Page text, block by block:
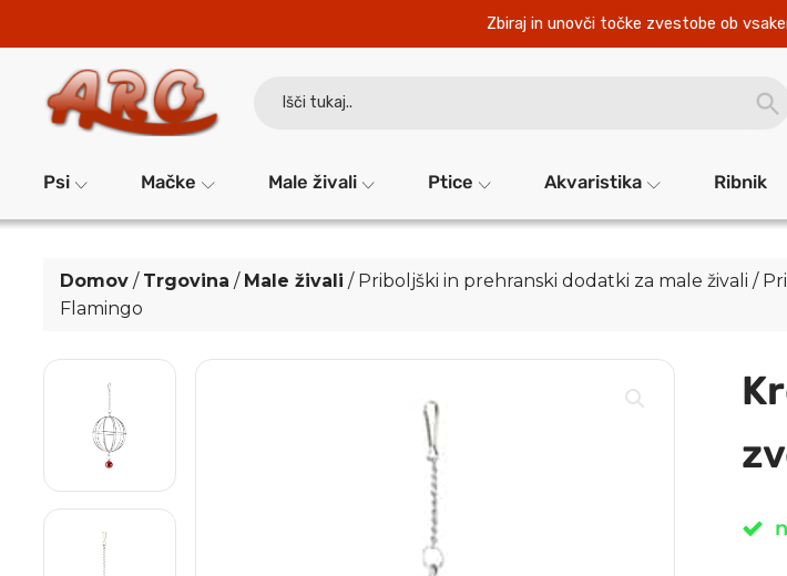
Zbiraj in unovči točke zvestobe ob
Psi Mačke Male živali Ptice Akvaristika Ribnik
Domov / Trgovina / Male živali / Priboljški in prehranski dodatki za male živali /
Flamingo